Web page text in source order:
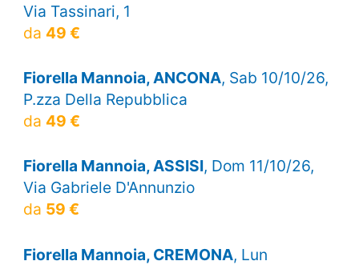
Via Tassinari, 1
da 49 €
Fiorella Mannoia, ANCONA, Sab 10/10/26,
P.zza Della Repubblica
da 49 €
Fiorella Mannoia, ASSISI, Dom 11/10/26,
Via Gabriele D'Annunzio
da 59 €
Fiorella Mannoia, CREMONA, Lun